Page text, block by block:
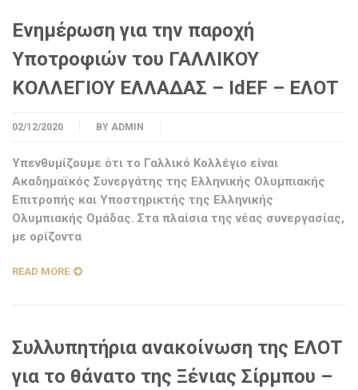
Ενημέρωση για την παροχή
Υποτροφιών του ΓΑΛΛΙΚΟΥ
ΚΟΛΛΕΓΙΟΥ ΕΛΛΑΔΑΣ – IdEF – ΕΛΟΤ
02/12/2020 BY ADMIN
Υπενθυμίζουμε ότι το Γαλλικό Κολλέγιο είναι
Ακαδημαϊκός Συνεργάτης της Ελληνικής Ολυμπιακής
Επιτροπής και Υποστηρικτής της Ελληνικής
Ολυμπιακής Ομάδας. Στα πλαίσια της νέας συνεργασίας,
με ορίζοντα
READ MORE
Συλλυπητήρια ανακοίνωση της ΕΛΟΤ
για το θάνατο της Ξένιας Σίρμπου –